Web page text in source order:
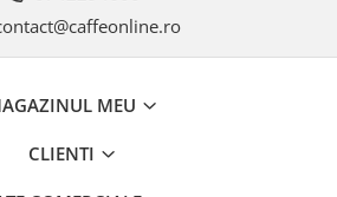
MEU
CLIENTI